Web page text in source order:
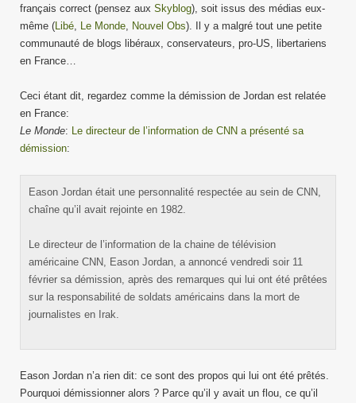
français correct (pensez aux Skyblog), soit issus des médias eux-
même (Libé Le Monde Nouvel Obs). Il y a malgré tout une petite
communauté de blogs libéraux, conservateurs, pro-US, libertariens
en France…
Ceci étant dit, regardez comme la démission de Jordan est relatée
en France:
Le Monde: Le directeur de l’information de CNN a présenté sa
démission:
Eason Jordan était une personnalité respectée au sein de CNN,
chaîne qu’il avait rejointe en 1982.
Le directeur de l’information de la chaine de télévision
américaine CNN, Eason Jordan, a annoncé vendredi soir 11
février sa démission, après des remarques qui lui ont été prêtées
sur la responsabilité de soldats américains dans la mort de
journalistes en Irak.
Eason Jordan n’a rien dit: ce sont des propos qui lui ont été prêtés.
Pourquoi démissionner alors ? Parce qu’il y avait un flou, ce qu’il